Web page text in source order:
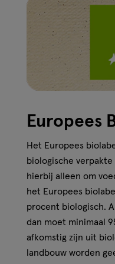
Europees
Het Europees
biologische
hierbij alleen om
het Europees
procent biologisch.
dan moet minimaal
afkomstig zijn uit
landbouw worden